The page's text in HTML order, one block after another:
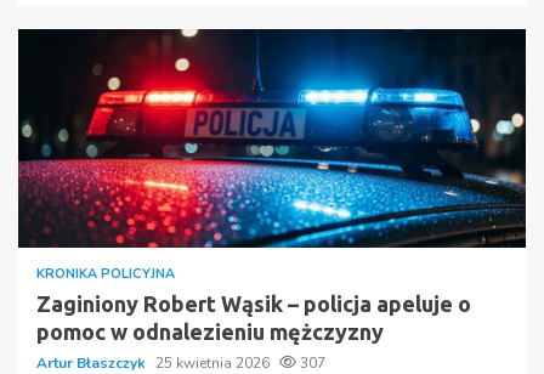
KRONIKA POLICYJNA
Zaginiony Robert Wąsik – policja apeluje o
pomoc w odnalezieniu mężczyzny
Artur Błaszczyk 25 kwietnia 2026 307